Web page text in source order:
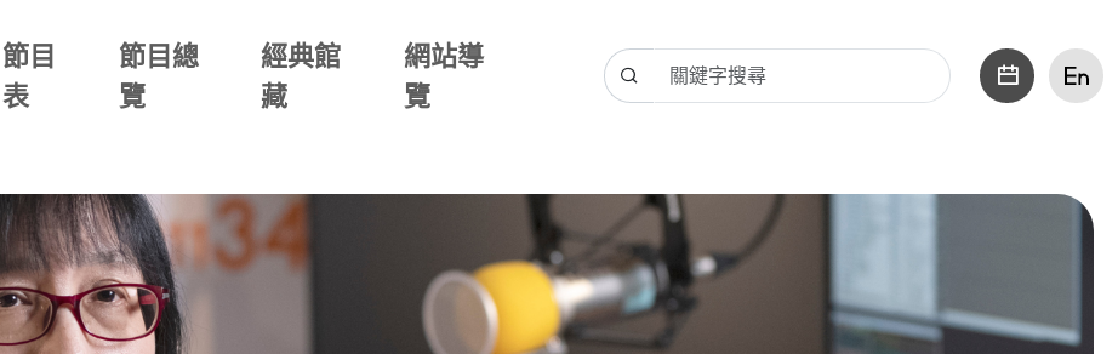
節目
表
節目總
覽
經典館
藏
網站導
覽